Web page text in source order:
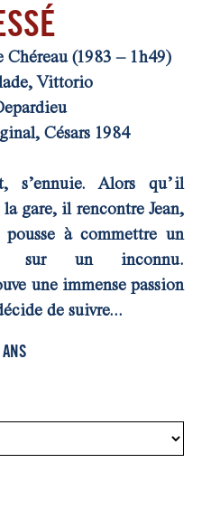
(1983 – 1h49)
Vittorio
Césars 1984
s’ennuie. Alors qu’il
gare, il rencontre Jean,
à commettre un
sur un inconnu.
une immense passion
de suivre...